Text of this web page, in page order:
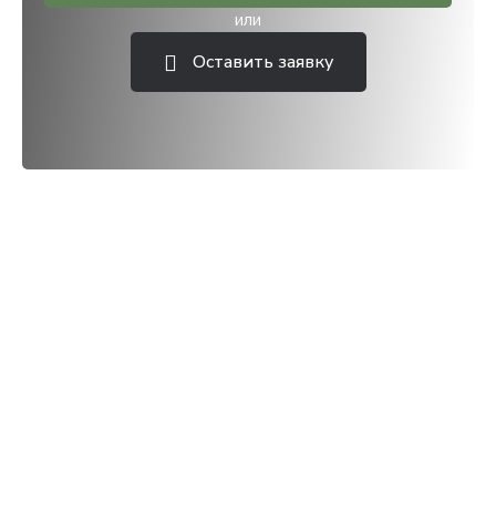
или
Оставить заявку